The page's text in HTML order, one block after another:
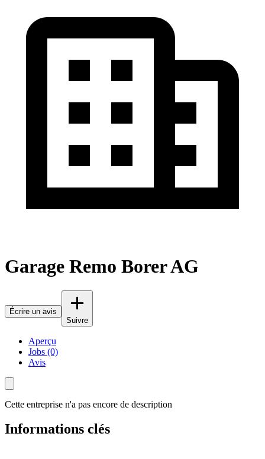
Garage Remo Borer AG
Écrire un avis
Suivre
Aperçu
Jobs (0)
Avis
Cette entreprise n'a pas encore de description
Informations clés